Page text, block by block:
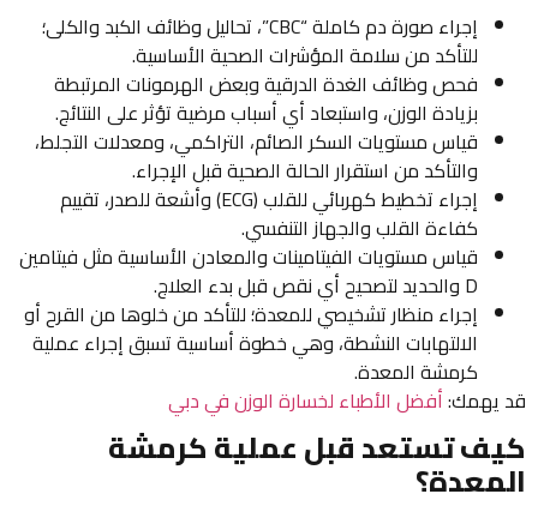
إجراء صورة دم كاملة “CBC”، تحاليل وظائف الكبد والكلى؛
للتأكد من سلامة المؤشرات الصحية الأساسية.
فحص وظائف الغدة الدرقية وبعض الهرمونات المرتبطة
بزيادة الوزن، واستبعاد أي أسباب مرضية تؤثر على النتائج.
قياس مستويات السكر الصائم، التراكمي، ومعدلات التجلط،
والتأكد من استقرار الحالة الصحية قبل الإجراء.
إجراء تخطيط كهربائي للقلب (ECG) وأشعة للصدر، تقييم
كفاءة القلب والجهاز التنفسي.
قياس مستويات الفيتامينات والمعادن الأساسية مثل فيتامين
D والحديد لتصحيح أي نقص قبل بدء العلاج.
إجراء منظار تشخيصي للمعدة؛ للتأكد من خلوها من القرح أو
الالتهابات النشطة، وهي خطوة أساسية تسبق إجراء عملية
كرمشة المعدة.
قد يهمك:أفضل الأطباء لخسارة الوزن في دبي
كيف تستعد قبل عملية كرمشة
المعدة؟